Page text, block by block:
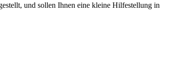
und sollen Ihnen eine kleine Hilfestellung in